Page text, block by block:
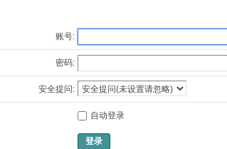
账号:
密码:
安全提问:
自动登录
登录